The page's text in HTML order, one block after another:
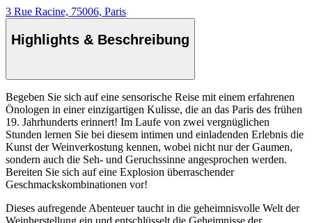
3 Rue Racine, 75006, Paris
Highlights & Beschreibung
Begeben Sie sich auf eine sensorische Reise mit einem erfahrenen
Önologen in einer einzigartigen Kulisse, die an das Paris des frühen
19. Jahrhunderts erinnert! Im Laufe von zwei vergnüglichen
Stunden lernen Sie bei diesem intimen und einladenden Erlebnis die
Kunst der Weinverkostung kennen, wobei nicht nur der Gaumen,
sondern auch die Seh- und Geruchssinne angesprochen werden.
Bereiten Sie sich auf eine Explosion überraschender
Geschmackskombinationen vor!
Dieses aufregende Abenteuer taucht in die geheimnisvolle Welt der